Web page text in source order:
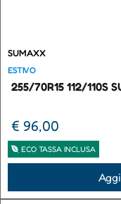
SUMAXX
ESTIVO
255/70R15 112/110S
€ 96,00
ECO TASSA INCLUSA